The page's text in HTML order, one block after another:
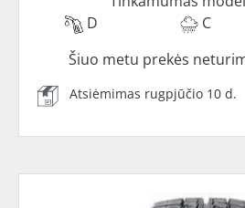
D
C
Šiuo metu prekės
Atsiėmimas rugpjūčio 10 d.